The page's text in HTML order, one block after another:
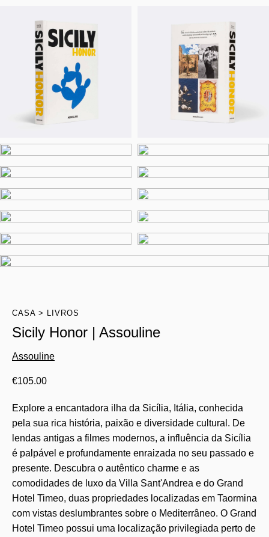
CASA LIVROS
Sicily Honor | Assouline
Assouline
€105.00
Explore a encantadora ilha da Sicília, Itália, conhecida
pela sua rica história, paixão e diversidade cultural. De
lendas antigas a filmes modernos, a influência da Sicília
é palpável e profundamente enraizada no seu passado e
presente. Descubra o autêntico charme e as
comodidades de luxo da Villa Sant'Andrea e do Grand
Hotel Timeo, duas propriedades localizadas em Taormina
com vistas deslumbrantes sobre o Mediterrâneo. O Grand
Hotel Timeo possui uma localização privilegiada perto de